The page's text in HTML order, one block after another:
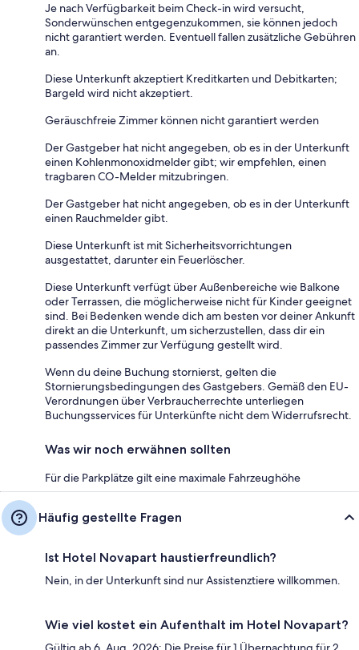
Je nach Verfügbarkeit beim Check-in wird versucht,
Sonderwünschen entgegenzukommen, sie können jedoch
nicht garantiert werden. Eventuell fallen zusätzliche Gebühren
an.
Diese Unterkunft akzeptiert Kreditkarten und Debitkarten;
Bargeld wird nicht akzeptiert.
Geräuschfreie Zimmer können nicht garantiert werden
Der Gastgeber hat nicht angegeben, ob es in der Unterkunft
einen Kohlenmonoxidmelder gibt; wir empfehlen, einen
tragbaren CO-Melder mitzubringen.
Der Gastgeber hat nicht angegeben, ob es in der Unterkunft
einen Rauchmelder gibt.
Diese Unterkunft ist mit Sicherheitsvorrichtungen
ausgestattet, darunter ein Feuerlöscher.
Diese Unterkunft verfügt über Außenbereiche wie Balkone
oder Terrassen, die möglicherweise nicht für Kinder geeignet
sind. Bei Bedenken wende dich am besten vor deiner Ankunft
direkt an die Unterkunft, um sicherzustellen, dass dir ein
passendes Zimmer zur Verfügung gestellt wird.
Wenn du deine Buchung stornierst, gelten die
Stornierungsbedingungen des Gastgebers. Gemäß den EU-
Verordnungen über Verbraucherrechte unterliegen
Buchungsservices für Unterkünfte nicht dem Widerrufsrecht.
Was wir noch erwähnen sollten
Für die Parkplätze gilt eine maximale Fahrzeughöhe
Häufig gestellte Fragen
Ist Hotel Novapart haustierfreundlich?
Nein, in der Unterkunft sind nur Assistenztiere willkommen.
Wie viel kostet ein Aufenthalt im Hotel Novapart?